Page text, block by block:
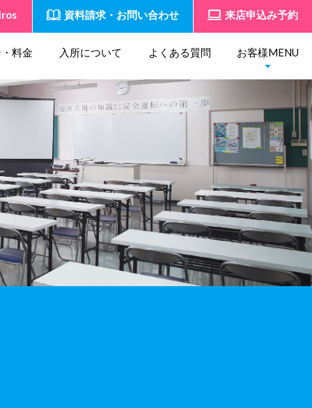
資料請求・お問い合わせ 来店申込み予約
料金 入所について よくある質問 お客様MENU